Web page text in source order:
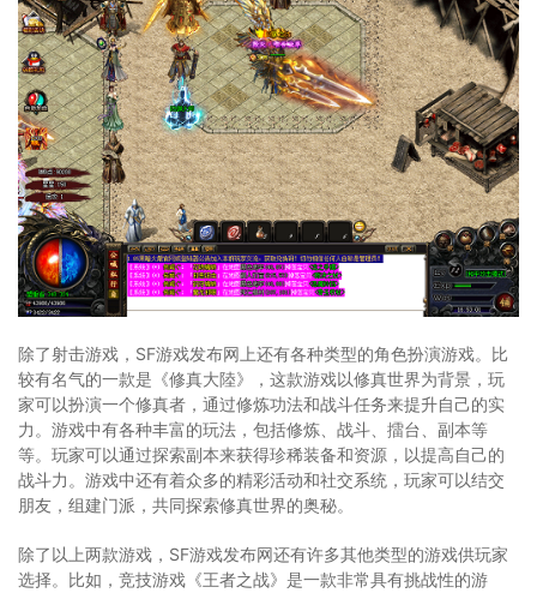
除了射击游戏，SF游戏发布网上还有各种类型的角色扮演游戏。比
较有名气的一款是《修真大陸》，这款游戏以修真世界为背景，玩
家可以扮演一个修真者，通过修炼功法和战斗任务来提升自己的实
力。游戏中有各种丰富的玩法，包括修炼、战斗、擂台、副本等
等。玩家可以通过探索副本来获得珍稀装备和资源，以提高自己的
战斗力。游戏中还有着众多的精彩活动和社交系统，玩家可以结交
朋友，组建门派，共同探索修真世界的奥秘。
除了以上两款游戏，SF游戏发布网还有许多其他类型的游戏供玩家
选择。比如，竞技游戏《王者之战》是一款非常具有挑战性的游